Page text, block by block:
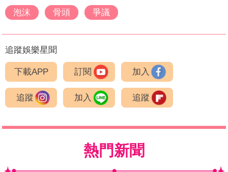
泡沫 骨頭 爭議
追蹤娛樂星聞
下載APP 訂閱 加入
追蹤 加入 追蹤
熱門新聞